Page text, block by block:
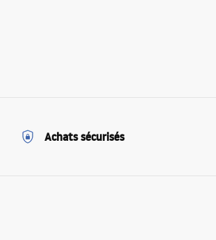
Achats sécurisés